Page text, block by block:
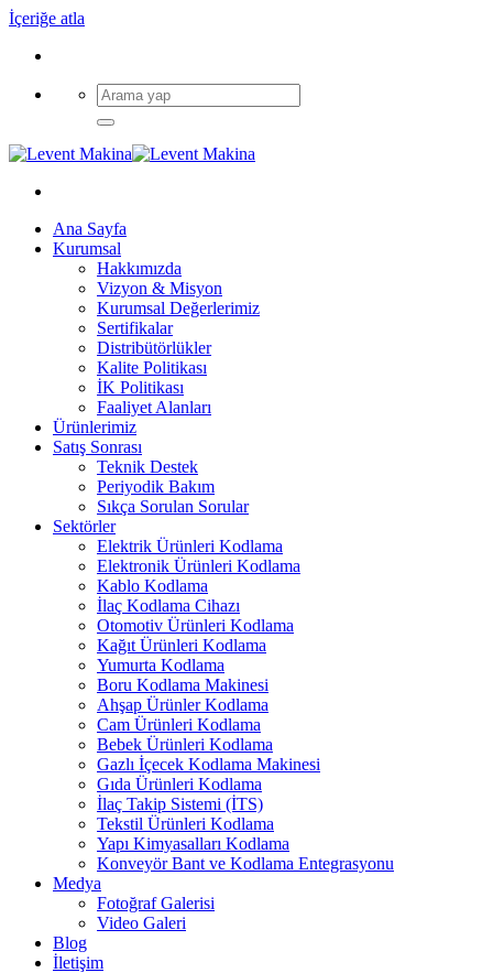
İçeriğe atla
Ana Sayfa
Kurumsal
Hakkımızda
Vizyon & Misyon
Kurumsal Değerlerimiz
Sertifikalar
Distribütörlükler
Kalite Politikası
İK Politikası
Faaliyet Alanları
Ürünlerimiz
Satış Sonrası
Teknik Destek
Periyodik Bakım
Sıkça Sorulan Sorular
Sektörler
Elektrik Ürünleri Kodlama
Elektronik Ürünleri Kodlama
Kablo Kodlama
İlaç Kodlama Cihazı
Otomotiv Ürünleri Kodlama
Kağıt Ürünleri Kodlama
Yumurta Kodlama
Boru Kodlama Makinesi
Ahşap Ürünler Kodlama
Cam Ürünleri Kodlama
Bebek Ürünleri Kodlama
Gazlı İçecek Kodlama Makinesi
Gıda Ürünleri Kodlama
İlaç Takip Sistemi (İTS)
Tekstil Ürünleri Kodlama
Yapı Kimyasalları Kodlama
Konveyör Bant ve Kodlama Entegrasyonu
Medya
Fotoğraf Galerisi
Video Galeri
Blog
İletişim